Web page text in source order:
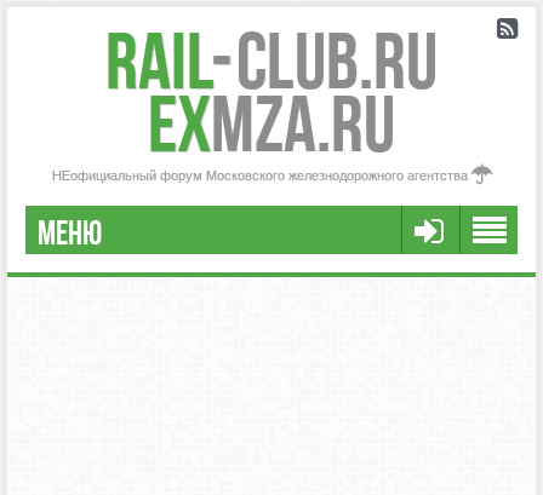
Rail-Club.RU
exMZA.RU
НЕофициальный форум Московского железнодорожного агентства
МЕНЮ
РЕГИСТРАЦИЯ